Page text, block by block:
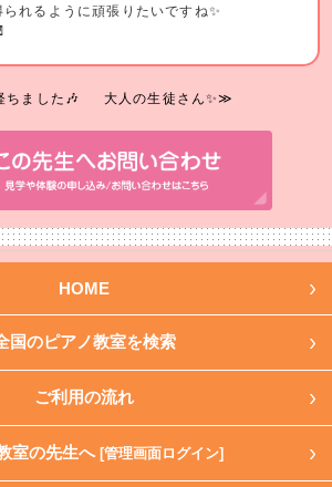
れるように頑張りたいですね✨️
ました🎶 大人の生徒さん✨️≫
HOME
国のピアノ教室を検索
ご利用の流れ
室の先生へ [管理画面ログイン]